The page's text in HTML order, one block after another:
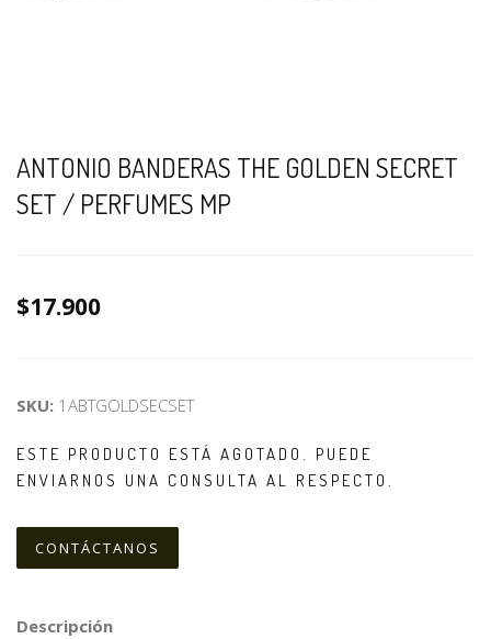
ANTONIO BANDERAS THE GOLDEN SECRET
SET / PERFUMES MP
$17.900
SKU: 1ABTGOLDSECSET
ESTE PRODUCTO ESTÁ AGOTADO. PUEDE
ENVIARNOS UNA CONSULTA AL RESPECTO.
CONTÁCTANOS
Descripción